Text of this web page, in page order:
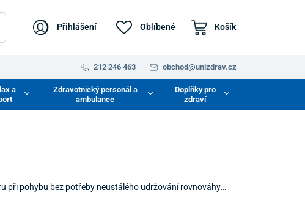
Přihlášení Oblíbené Košík
212 246 463 obchod@unizdrav.cz
a
Zdravotnický personál a
ambulance
Doplňky pro
zdraví
při pohybu bez potřeby neustálého udržování rovnováhy
v každé fázi pohybu – umožňuje bezpečný nástup, jízdu